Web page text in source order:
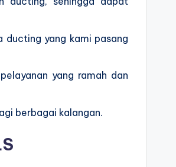
ducting yang kami pasang
yang ramah dan
berbagai kalangan.